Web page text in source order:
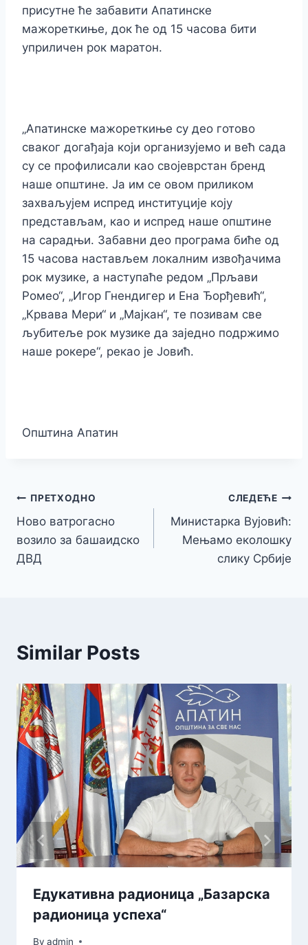
присутне ће забавити Апатинске
мажореткиње, док ће од 15 часова бити
уприличен рок маратон.
„Апатинске мажореткиње су део готово
сваког догађаја који организујемо и већ сада
су се профилисали као својеврстан бренд
наше општине. Ја им се овом приликом
захваљујем испред институције коју
представљам, као и испред наше општине
на сарадњи. Забавни део програма биће од
15 часова настављем локалним извођачима
рок музике, а наступаће редом „Прљави
Ромео“, „Игор Гнендигер и Ена Ђорђевић“,
„Крвава Мери“ и „Мајкан“, те позивам све
љубитеље рок музике да заједно подржимо
наше рокере“, рекао је Јовић.
Општина Апатин
Кретање
чланка
ПРЕТХОДНО
Ново ватрогасно
возило за башаидско
ДВД
СЛЕДЕЋЕ
Министарка Вујовић:
Мењамо еколошку
слику Србије
Similar Posts
Едукативна радионица „Базарска
радионица успеха“
By admin